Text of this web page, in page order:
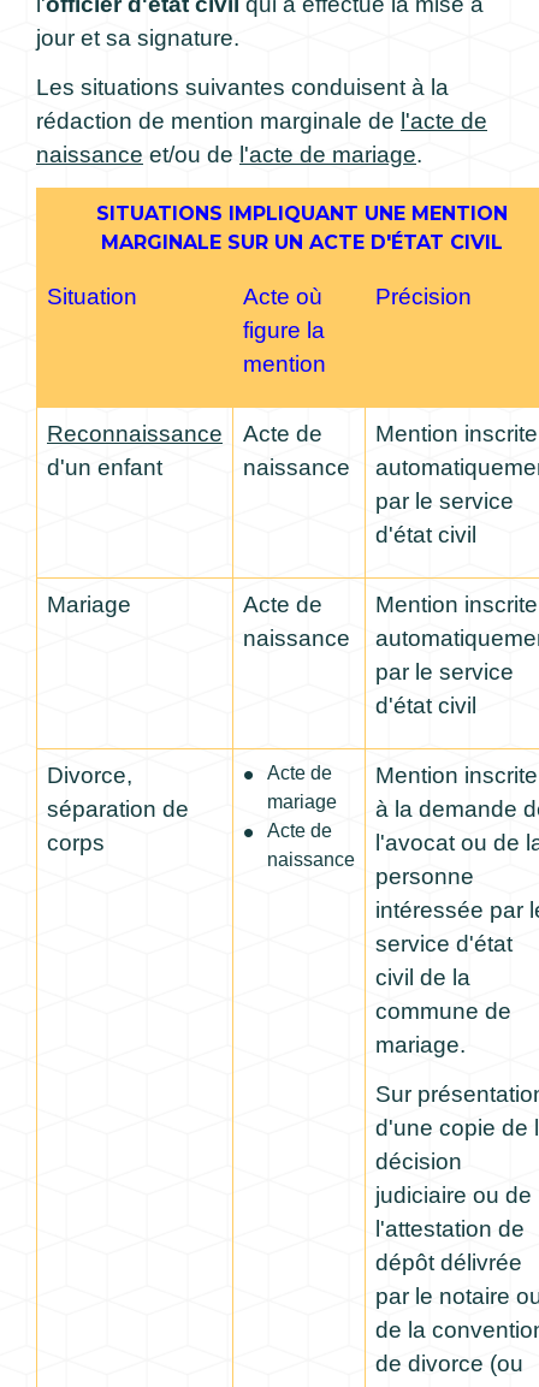
jour et sa signature.
Les situations suivantes conduisent à la
rédaction de mention marginale de l'acte de
naissance et/ou de l'acte de mariage.
SITUATIONS IMPLIQUANT UNE MENTION
MARGINALE SUR UN ACTE D'ÉTAT CIVIL
Situation
Acte où
figure la
mention
Précision
Reconnaissance
d'un enfant
Acte de
naissance
Mention inscrite
par le service
d'état civil
Mariage
Acte de
naissance
Mention inscrite
par le service
d'état civil
Divorce,
séparation de
corps
Acte de
mariage
Acte de
naissance
Mention inscrite
à la demande
l'avocat ou de
personne
intéressée par
service d'état
civil de la
commune de
mariage.
Sur
d'une copie de
décision
judiciaire ou de
l'attestation de
dépôt délivrée
par le notaire
de la
de divorce (ou